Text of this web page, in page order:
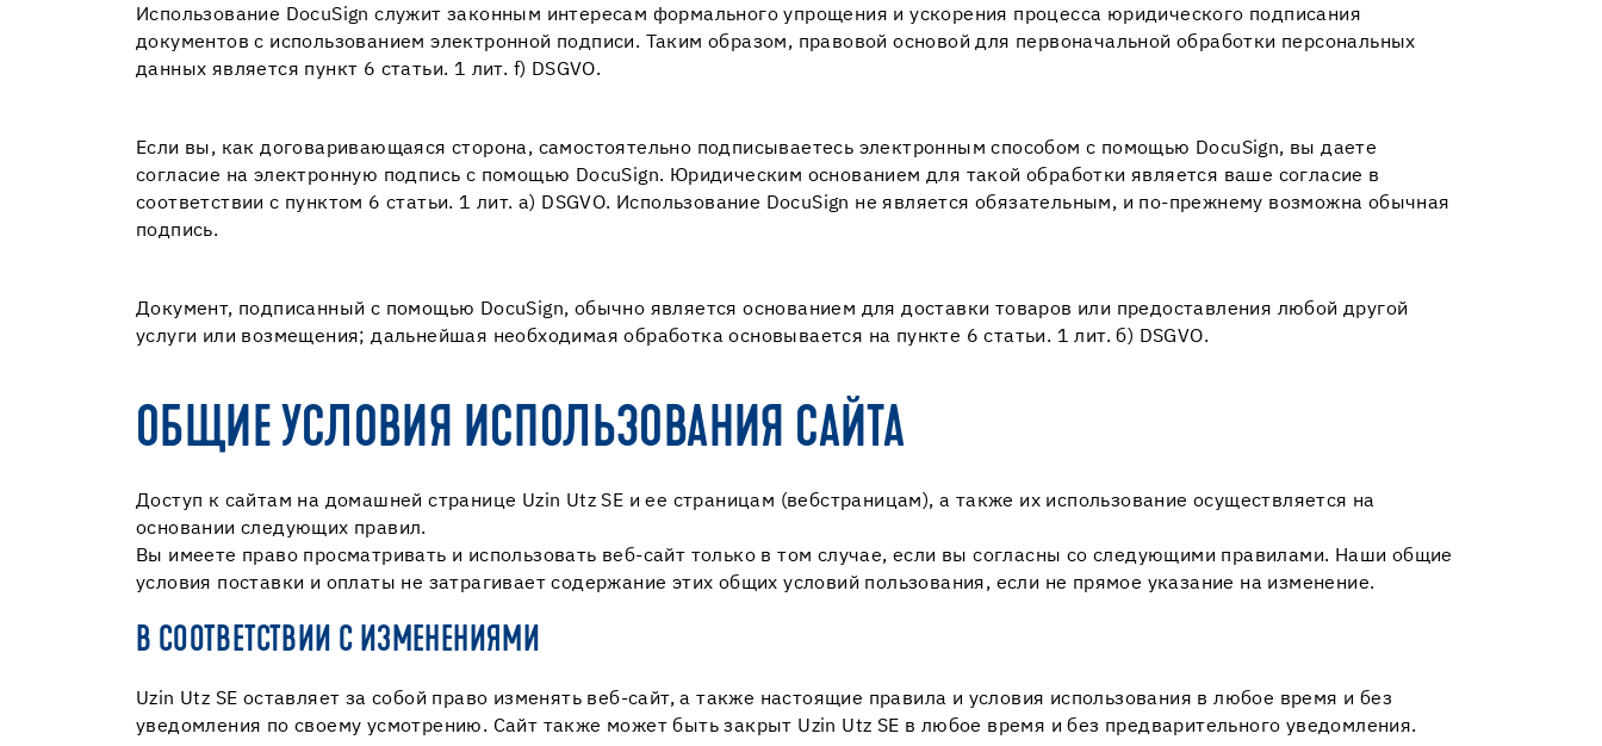
Использование DocuSign служит законным интересам формального упрощения и ускорения процесса юридического подписания
документов с использованием электронной подписи. Таким образом, правовой основой для первоначальной обработки персональных
данных является пункт 6 статьи. 1 лит. f) DSGVO.
Если вы, как договаривающаяся сторона, самостоятельно подписываетесь электронным способом с помощью DocuSign, вы даете
согласие на электронную подпись с помощью DocuSign. Юридическим основанием для такой обработки является ваше согласие в
соответствии с пунктом 6 статьи. 1 лит. a) DSGVO. Использование DocuSign не является обязательным, и по-прежнему возможна обычная
подпись.
Документ, подписанный с помощью DocuSign, обычно является основанием для доставки товаров или предоставления любой другой
услуги или возмещения; дальнейшая необходимая обработка основывается на пункте 6 статьи. 1 лит. б) DSGVO.
ОБЩИЕ УСЛОВИЯ ИСПОЛЬЗОВАНИЯ САЙТА
Доступ к сайтам на домашней странице Uzin Utz SE и ее страницам (вебстраницам), а также их использование осуществляется на
основании следующих правил.
Вы имеете право просматривать и использовать веб-сайт только в том случае, если вы согласны со следующими правилами. Наши общие
условия поставки и оплаты не затрагивает содержание этих общих условий пользования, если не прямое указание на изменение.
В СООТВЕТСТВИИ С ИЗМЕНЕНИЯМИ
Uzin Utz SE оставляет за собой право изменять веб-сайт, а также настоящие правила и условия использования в любое время и без
уведомления по своему усмотрению. Сайт также может быть закрыт Uzin Utz SE в любое время и без предварительного уведомления.